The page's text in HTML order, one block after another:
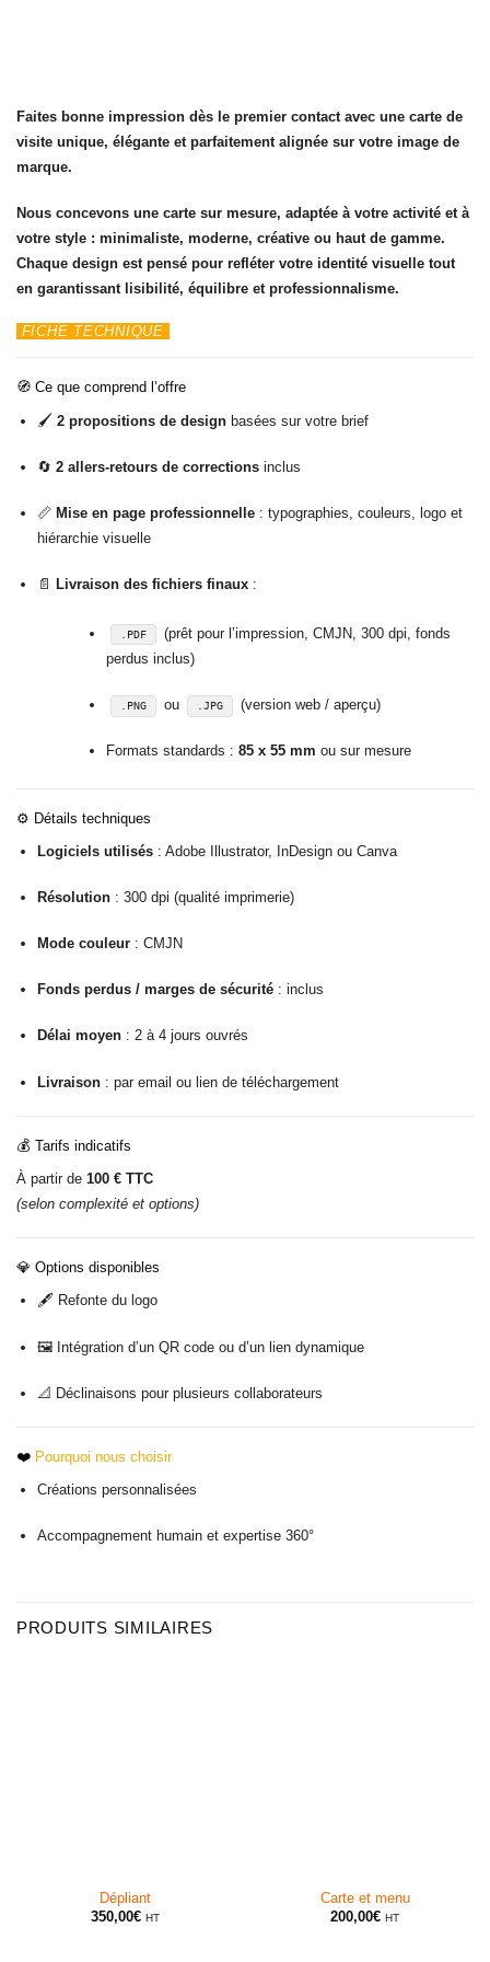
Faites bonne impression dès le premier contact avec une carte de
visite unique, élégante et parfaitement alignée sur votre image de
marque.
Nous concevons une carte sur mesure, adaptée à votre activité et à
votre style : minimaliste, moderne, créative ou haut de gamme.
Chaque design est pensé pour refléter votre identité visuelle tout
en garantissant lisibilité, équilibre et professionnalisme.
FICHE TECHNIQUE
🧭 Ce que comprend l’offre
🖌️2 propositions de design basées sur votre brief
🔄2 allers-retours de corrections inclus
📏 Mise en page professionnelle : typographies, couleurs, logo et
hiérarchie visuelle
📄 Livraison des fichiers finaux :
.PDF
(prêt pour l’impression, CMJN, 300 dpi, fonds
perdus inclus)
.PNG ou .JPG (version web / aperçu)
Formats standards :85 x 55 mm ou sur mesure
⚙️ Détails techniques
Logiciels utilisés : Adobe Illustrator, InDesign ou Canva
Résolution : 300 dpi (qualité imprimerie)
Mode couleur : CMJN
Fonds perdus / marges de sécurité : inclus
Délai moyen : 2 à 4 jours ouvrés
Livraison : par email ou lien de téléchargement
💰 Tarifs indicatifs
À partir de 100 € TTC
(selon complexité et options)
💎 Options disponibles
🖋️ Refonte du logo
🖼️ Intégration d’un QR code ou d’un lien dynamique
📐 Déclinaisons pour plusieurs collaborateurs
❤️ Pourquoi nous choisir
Créations personnalisées
Accompagnement humain et expertise 360°
PRODUITS SIMILAIRES
Dépliant
350,00€ HT
Carte et menu
200,00€ HT